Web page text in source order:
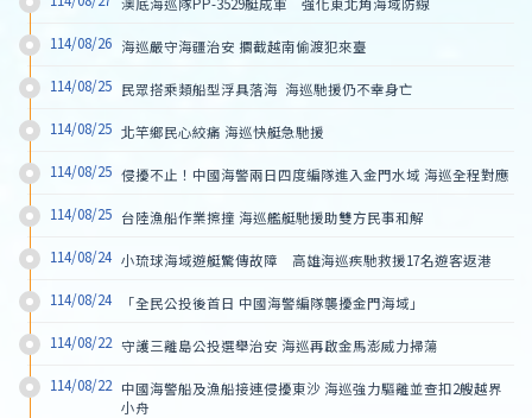
114/08/26 海巡嚴守海疆治安 攔截越南偷渡犯來臺
114/08/25 民眾搭乘類船型浮具落海  海巡馳援仍不幸身亡
114/08/25 北竿鄉民心絞痛 海巡快艇急馳援
114/08/25 侵擾不止！中國海警兩日四度編隊進入金門水域 海巡全程對應
114/08/25 台陸漁船作業擦撞 海巡艦艇馳援助雙方民事和解
114/08/24 小琉球海域遊艇驚傳故障　高雄海巡疾馳救援17名遊客返港
114/08/24 「全民公投後首日 中國海警編隊襲擾金門海域」
114/08/22 守護三離島公投選舉治安 海巡再啟金馬澎威力掃蕩
114/08/22 中國海警船及漁船接連侵擾東沙 海巡強力驅離並查扣2艘越界
小舟